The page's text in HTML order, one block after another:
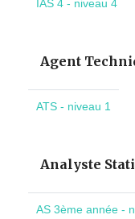
IAS 4 - niveau 4
Agent
ATS - niveau 1
Analyste
AS 3ème année -